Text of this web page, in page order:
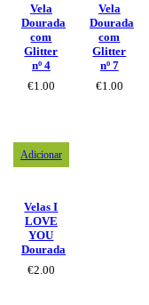
Vela
Dourada
com
Glitter
nº 4
€1.00
Vela
Dourada
com
Glitter
nº 7
€1.00
Adicionar
Velas I
LOVE
YOU
Dourada
€2.00